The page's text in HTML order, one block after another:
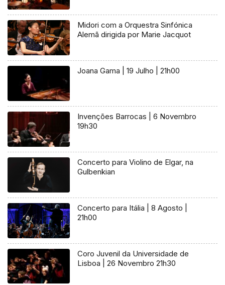
Midori com a Orquestra Sinfónica
Alemã dirigida por Marie Jacquot
Joana Gama | 19 Julho | 21h00
Invenções Barrocas | 6 Novembro
19h30
Concerto para Violino de Elgar, na
Gulbenkian
Concerto para Itália | 8 Agosto |
21h00
Coro Juvenil da Universidade de
Lisboa | 26 Novembro 21h30